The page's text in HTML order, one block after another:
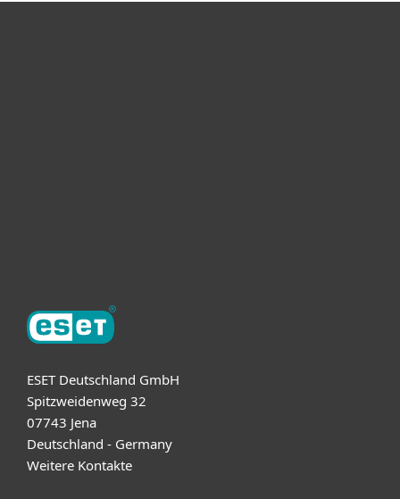
ESET Deutschland GmbH
Spitzweidenweg 32
07743 Jena
Deutschland - Germany
Weitere Kontakte